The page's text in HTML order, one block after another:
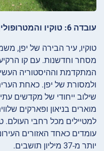
עובדה 6: טוקיו והמטרופולין הם הכי מאוכלסים בעולם
טוקיו, עיר הבירה של יפן,
מסחר וחדשנות. עם קו הרקיע
המתקדמת וההיסטוריה
ולמסורת של יפן. כאחת
שילוב ייחודי של מקדשים
מוארים בניאון ופארקים
למטיילים מכל רחבי העולם.
עומדים כאחד האזורים
יותר מ-37 מיליון תושבים.